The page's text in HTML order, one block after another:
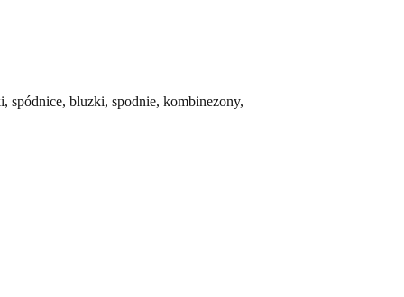
spódnice, bluzki, spodnie, kombinezony,